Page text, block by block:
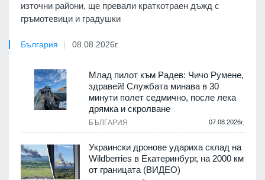
източни райони, ще превали краткотраен дъжд с
гръмотевици и градушки
България 08.08.2026г.
Млад пилот към Радев: Чичо Румене,
здравей! Службата минава в 30
минути полет седмично, после лека
дрямка и скролване
БЪЛГАРИЯ 07.08.2026г.
Украински дронове удариха склад на
Wildberries в Екатеринбург, на 2000 км
от границата (ВИДЕО)